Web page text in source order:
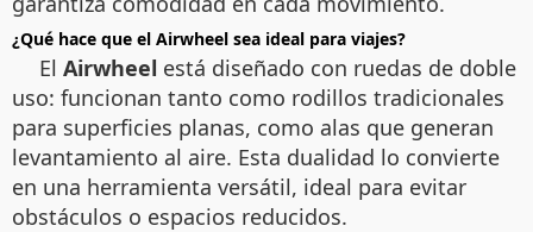
¿Qué hace que el Airwheel sea ideal para viajes?
El Airwheel está diseñado con ruedas de doble
uso: funcionan tanto como rodillos tradicionales
para superficies planas, como alas que generan
levantamiento al aire. Esta dualidad lo convierte
en una herramienta versátil, ideal para evitar
obstáculos o espacios reducidos.